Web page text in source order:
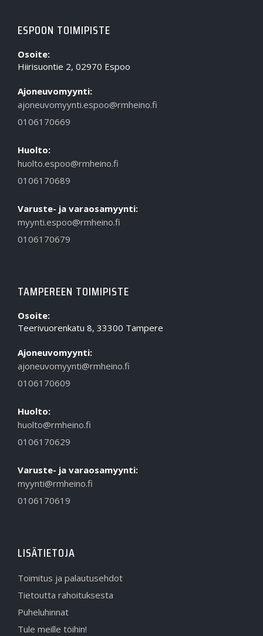
ESPOON TOIMIPISTE
Osoite:
Hiirisuontie 2, 02970 Espoo
Ajoneuvomyynti:
ajoneuvomyynti.espoo@rmheino.fi
0106170669
Huolto:
huolto.espoo@rmheino.fi
0106170689
Varuste- ja varaosamyynti:
myynti.espoo@rmheino.fi
0106170679
TAMPEREEN TOIMIPISTE
Osoite:
Teerivuorenkatu 8, 33300 Tampere
Ajoneuvomyynti:
ajoneuvomyynti@rmheino.fi
0106170609
Huolto:
huolto@rmheino.fi
0106170629
Varuste- ja varaosamyynti:
myynti@rmheino.fi
0106170619
LISÄTIETOJA
Toimitus ja palautusehdot
Tietoutta rahoituksesta
Puheluhinnat
Tule meille töihin!